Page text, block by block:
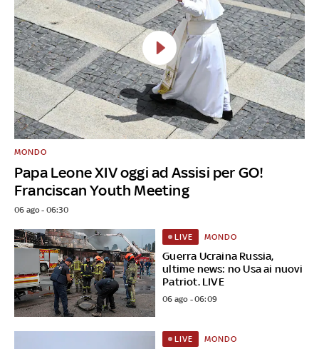
Papa Leone XIV oggi ad Assisi per GO!
Franciscan Youth Meeting
MONDO
06 ago - 06:30
Guerra Ucraina Russia,
ultime news: no Usa ai nuovi
Patriot. LIVE
LIVE MONDO
06 ago - 06:09
LIVE MONDO